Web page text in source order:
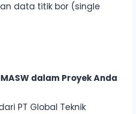
data titik bor (single
dalam Proyek Anda
PT Global Teknik